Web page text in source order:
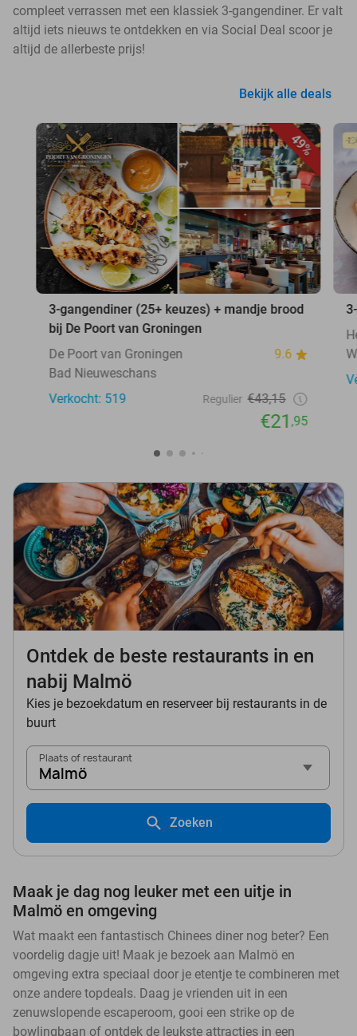
compleet verrassen met een klassiek 3-gangendiner. Er valt
altijd iets nieuws te ontdekken en via Social Deal scoor je
altijd de allerbeste prijs!
Bekijk alle deals
49%
3-gangendiner (25+ keuzes) + mandje brood
bij De Poort van Groningen
De Poort van Groningen
9.6
Bad Nieuweschans
Verkocht: 519
Regulier €43,15
€21,95
Ontdek de beste restaurants in en
nabij Malmö
Kies je bezoekdatum en reserveer bij restaurants in de
buurt
Plaats of restaurant
Malmö
Zoeken
Maak je dag nog leuker met een uitje in
Malmö en omgeving
Wat maakt een fantastisch Chinees diner nog beter? Een
voordelig dagje uit! Maak je bezoek aan Malmö en
omgeving extra speciaal door je etentje te combineren met
onze andere topdeals. Daag je vrienden uit in een
zenuwslopende escaperoom, gooi een strike op de
bowlingbaan of ontdek de leukste attracties in een